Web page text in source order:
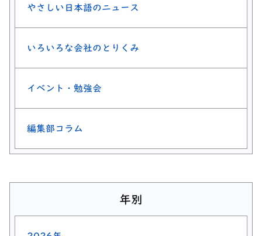
やさしい日本語のニュース
いろいろな会社のとりくみ
イベント・勉強会
編集部コラム
年別